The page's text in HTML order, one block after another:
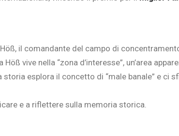
il comandante del campo di
vive nella “zona d’interesse”, un’area
storia esplora il concetto di “male banale” e ci
e a riflettere sulla memoria storica.